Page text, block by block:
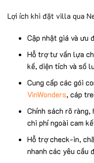
Lợi ích khi đặt villa qua
Cập nhật giá và ưu
Hỗ trợ tư vấn lựa
kế, diện tích và số
Cung cấp các gói
VinWonders, cáp
Chính sách rõ
chi phí ngoài cam
Hỗ trợ check-in,
nhanh các yêu cầu